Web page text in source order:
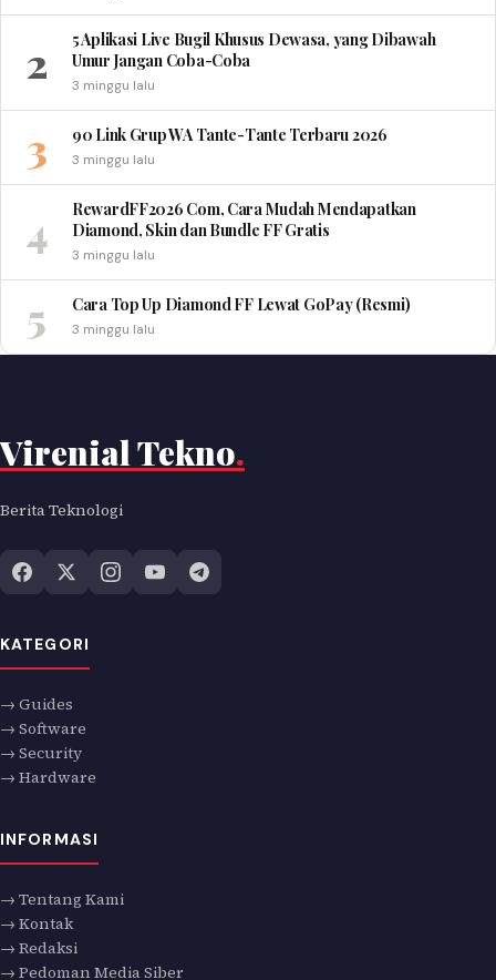
2
5 Aplikasi Live Bugil Khusus Dewasa, yang Dibawah
Umur Jangan Coba-Coba
3 minggu lalu
3 90 Link Grup WA Tante-Tante Terbaru 2026
3 minggu lalu
4
RewardFF2026 Com, Cara Mudah Mendapatkan
Diamond, Skin dan Bundle FF Gratis
3 minggu lalu
5 Cara Top Up Diamond FF Lewat GoPay (Resmi)
3 minggu lalu
Virenial Tekno.
Berita Teknologi
KATEGORI
→ Guides
→ Software
→ Security
→ Hardware
INFORMASI
→ Tentang Kami
→ Kontak
→ Redaksi
→ Pedoman Media Siber